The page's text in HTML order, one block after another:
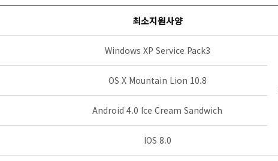
최소지원사양
Windows XP Service Pack3
OS X Mountain Lion 10.8
Android 4.0 Ice Cream Sandwich
IOS 8.0